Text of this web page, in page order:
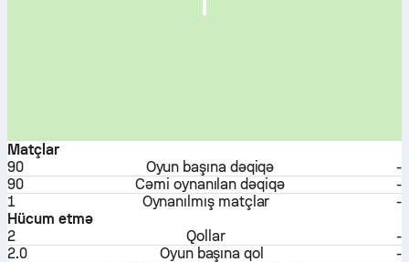
Matçlar
90
Oyun başına dəqiqə
-
90
Cəmi oynanılan dəqiqə
-
1
Oynanılmış matçlar
-
Hücum etmə
2
Qollar
-
2.0
Oyun başına qol
-